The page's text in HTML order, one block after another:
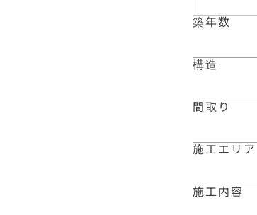
築年数
構造
間取り
施工エリア
施工内容